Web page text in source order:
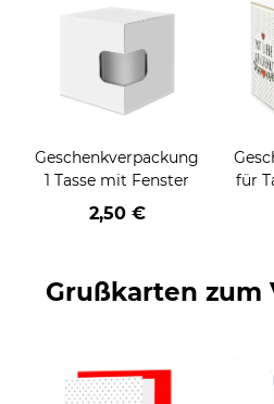
Geschenkverpackung
1 Tasse mit Fenster
2,50 €
für
Grußkarten zum